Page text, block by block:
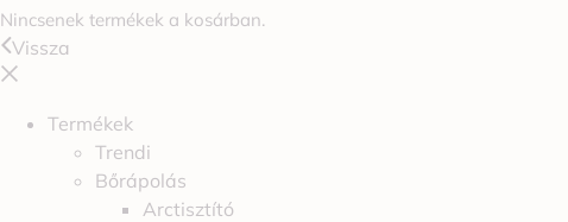
Nincsenek termékek a kosárban.
Vissza
Termékek
Trendi
Bőrápolás
Arctisztító